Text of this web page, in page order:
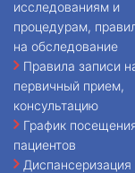
исследованиям и
процедурам,
на обследование
Правила записи
первичный прием,
консультацию
График
пациентов
Диспансеризация